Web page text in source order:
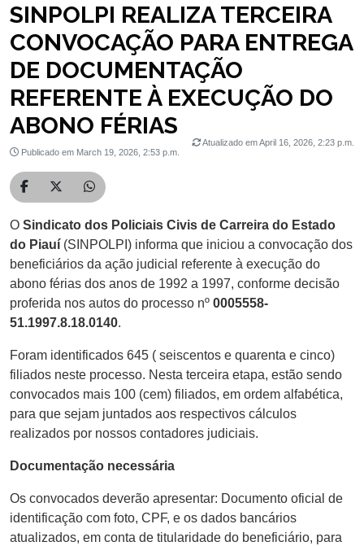
SINPOLPI REALIZA TERCEIRA
CONVOCAÇÃO PARA ENTREGA
DE DOCUMENTAÇÃO
REFERENTE À EXECUÇÃO DO
ABONO FÉRIAS
Publicado em March 19, 2026, 2:53 p.m.
Atualizado em April 16, 2026, 2:23 p.m.
Compartilhar no Facebook
Compartilhar no Twitter
Compartilhar no WhatsApp
O Sindicato dos Policiais Civis de Carreira do Estado
do Piauí (SINPOLPI) informa que iniciou a convocação dos
beneficiários da ação judicial referente à execução do
abono férias dos anos de 1992 a 1997, conforme decisão
proferida nos autos do processo nº 0005558-
51.1997.8.18.0140.
Foram identificados 645 ( seiscentos e quarenta e cinco)
filiados neste processo. Nesta terceira etapa, estão sendo
convocados mais 100 (cem) filiados, em ordem alfabética,
para que sejam juntados aos respectivos cálculos
realizados por nossos contadores judiciais.
Documentação necessária
Os convocados deverão apresentar: Documento oficial de
identificação com foto, CPF, e os dados bancários
atualizados, em conta de titularidade do beneficiário, para